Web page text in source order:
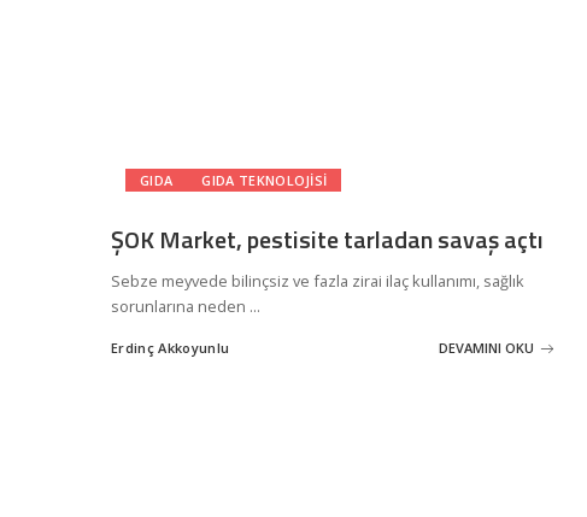
GIDA GIDA TEKNOLOJISI
ŞOK Market, pestisite tarladan savaş açtı
Sebze meyvede bilinçsiz ve fazla zirai ilaç kullanımı, sağlık
sorunlarına neden ...
Posted
Erdinç Akkoyunlu DEVAMINI OKU